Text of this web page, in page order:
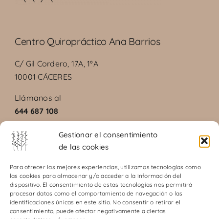
Gestionar el consentimiento
de las cookies
Para ofrecer las mejores experiencias, utilizamos tecnologías como
las cookies para almacenar y/o acceder a la información del
dispositivo. El consentimiento de estas tecnologías nos permitirá
procesar datos como el comportamiento de navegación o las
identificaciones únicas en este sitio. No consentir o retirar el
consentimiento, puede afectar negativamente a ciertas
Centro Quiropráctico Ana Barrios
C/ Gil Cordero, 17A, 1ºA
10001 CÁCERES
Llámanos al
644 687 108
Aviso legal
Política de privacidad
Política de cookies
Términos y condiciones del servicio